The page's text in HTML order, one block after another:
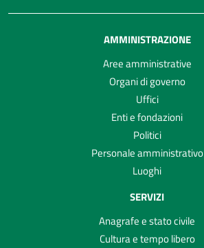
AMMINISTRAZIONE
Aree amministrative
Organi di governo
Uffici
Enti e fondazioni
Politici
Personale amministrativo
Luoghi
SERVIZI
Anagrafe e stato civile
Cultura e tempo libero